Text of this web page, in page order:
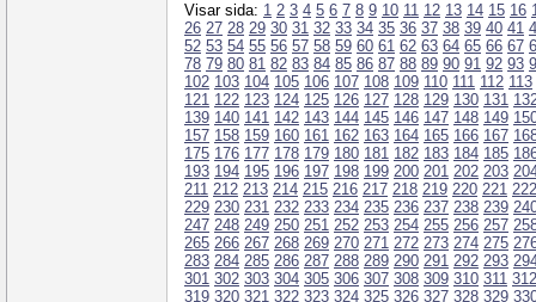
Visar sida: 1 2 3 4 5 6 7 8 9 10 11 12 13 14 15 16
26 27 28 29 30 31 32 33 34 35 36 37 38 39 40 41
52 53 54 55 56 57 58 59 60 61 62 63 64 65 66 67
78 79 80 81 82 83 84 85 86 87 88 89 90 91 92 93
102 103 104 105 106 107 108 109 110 111 112 113
121 122 123 124 125 126 127 128 129 130 131
139 140 141 142 143 144 145 146 147 148 149
157 158 159 160 161 162 163 164 165 166 167
175 176 177 178 179 180 181 182 183 184 185
193 194 195 196 197 198 199 200 201 202 203
211 212 213 214 215 216 217 218 219 220 221 222
229 230 231 232 233 234 235 236 237 238 239
247 248 249 250 251 252 253 254 255 256 257
265 266 267 268 269 270 271 272 273 274 275
283 284 285 286 287 288 289 290 291 292 293
301 302 303 304 305 306 307 308 309 310 311 312
319 320 321 322 323 324 325 326 327 328 329